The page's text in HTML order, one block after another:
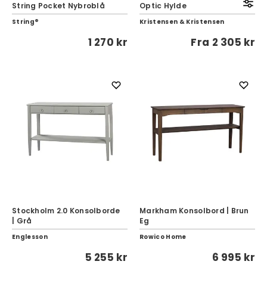
String Pocket Nybroblå
String®
1 270 kr
Optic Hylde
Kristensen & Kristensen
Fra 2 305 kr
Stockholm 2.0 Konsolborde
| Grå
Englesson
5 255 kr
Markham Konsolbord | Brun
Eg
Rowico Home
6 995 kr